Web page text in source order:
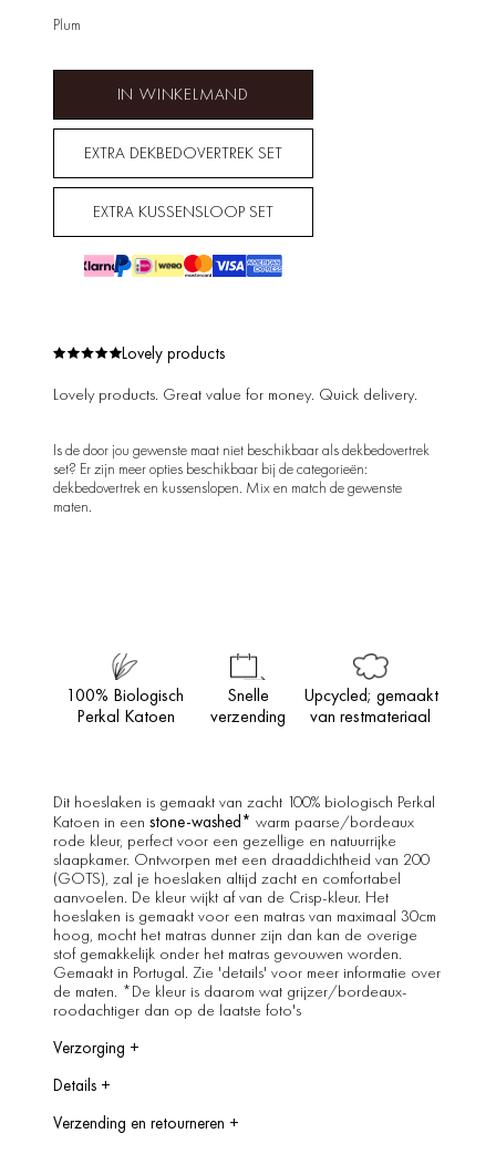
Plum
IN WINKELMAND
EXTRA DEKBEDOVERTREK SET
EXTRA KUSSENSLOOP SET
Lovely products
Lovely products. Great value for money. Quick delivery.
Is de door jou gewenste maat niet beschikbaar als dekbedovertrek
set? Er zijn meer opties beschikbaar bij de categorieën:
dekbedovertrek en kussenslopen. Mix en match de gewenste
maten.
100% Biologisch
Perkal Katoen
Snelle
verzending
Upcycled; gemaakt
van restmateriaal
Dit hoeslaken is gemaakt van zacht 100% biologisch Perkal
Katoen in een stone-washed* warm paarse/bordeaux
rode kleur, perfect voor een gezellige en natuurrijke
slaapkamer. Ontworpen met een draaddichtheid van 200
(GOTS), zal je hoeslaken altijd zacht en comfortabel
aanvoelen. De kleur wijkt af van de Crisp-kleur. Het
hoeslaken is gemaakt voor een matras van maximaal 30cm
hoog, mocht het matras dunner zijn dan kan de overige
stof gemakkelijk onder het matras gevouwen worden.
Gemaakt in Portugal. Zie 'details' voor meer informatie over
de maten. *De kleur is daarom wat grijzer/bordeaux-
roodachtiger dan op de laatste foto's
Verzorging +
Was op maximaal 40 graden. Het kan in de droger, niet
bleken, wassen met soortgelijke kleuren.
Details +
90x200x30 cm
140x200x30 cm
Verzending en retourneren +